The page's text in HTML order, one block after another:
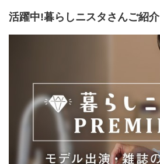
活躍中!暮らしニスタさんご紹介